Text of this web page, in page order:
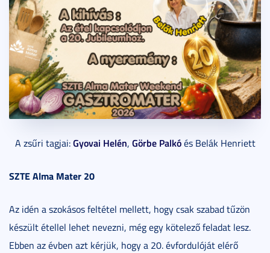
A zsűri tagjai:Gyovai Helén, Görbe Palkóés Belák Henriett
SZTE Alma Mater 20
Az idén a szokásos feltétel mellett, hogy csak szabad tűzön
készült étellel lehet nevezni, még egy kötelező feladat lesz.
Ebben az évben azt kérjük, hogy a 20. évfordulóját elérő